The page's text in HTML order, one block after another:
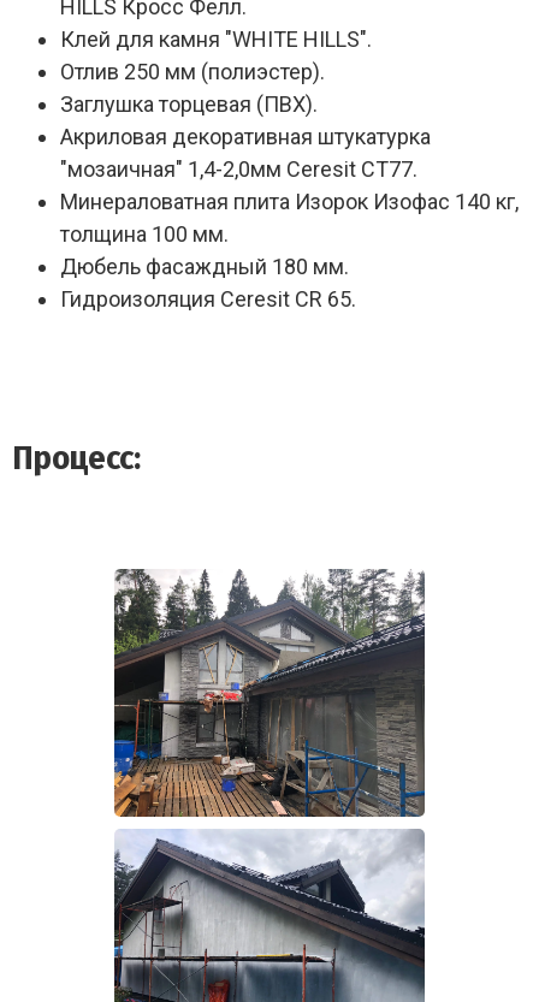
HILLS Кросс Фелл.
Клей для камня "WHITE HILLS".
Отлив 250 мм (полиэстер).
Заглушка торцевая (ПВХ).
Акриловая декоративная штукатурка
"мозаичная" 1,4-2,0мм Ceresit CT77.
Минераловатная плита Изорок Изофас 140 кг,
толщина 100 мм.
Дюбель фасаждный 180 мм.
Гидроизоляция Ceresit CR 65.
Процесс: